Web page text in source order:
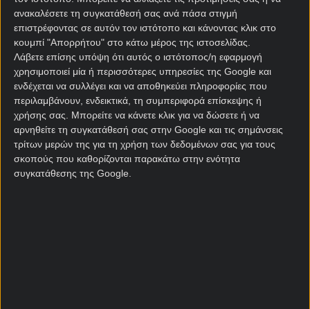
ανακαλέσετε τη συγκατάθεσή σας ανά πάσα στιγμή
επιστρέφοντας σε αυτόν τον ιστότοπο και κάνοντας κλικ στο
κουμπί "Απορρήτου" στο κάτω μέρος της ιστοσελίδας.
Λάβετε επίσης υπόψη ότι αυτός ο ιστότοπος/η εφαρμογή
χρησιμοποιεί μία ή περισσότερες υπηρεσίες της Google και
ενδέχεται να συλλέγει και να αποθηκεύει πληροφορίες που
περιλαμβάνουν, ενδεικτικά, τη συμπεριφορά επίσκεψης ή
χρήσης σας. Μπορείτε να κάνετε κλικ για να δώσετε ή να
αρνηθείτε τη συγκατάθεσή σας στην Google και τις σημάνσεις
τρίτων μερών της για τη χρήση των δεδομένων σας για τους
σκοπούς που καθορίζονται παρακάτω στην ενότητα
συγκατάθεσης της Google.
αποκλειστικά την αναμέτρηση της γαλανόλευκης με
την Γεωργία.
Αξίζει να σημειωθεί ότι το Ελλάδα-Γεωργία είναι
ανάμεσα στα ματς του Fantasy τουρνουά της
Stoiximan την Τετάρτη για τα προκριματικά του
Μουντιάλ, με 10.000€*** εγγυημένα χρηματικά
έπαθλα!
*Ισχύουν Όροι & Προϋποθέσεις.